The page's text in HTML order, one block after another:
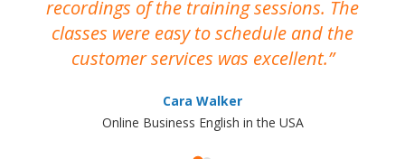
recordings of the training sessions. The
classes were easy to schedule and the
customer services was excellent.
Cara Walker
Online Business English in the USA